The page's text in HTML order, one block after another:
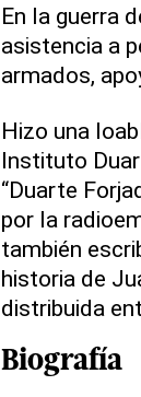
En la guerra
asistencia a
armados,
Hizo una
Instituto
“Duarte
por la
también
historia de
distribuida
Biografía